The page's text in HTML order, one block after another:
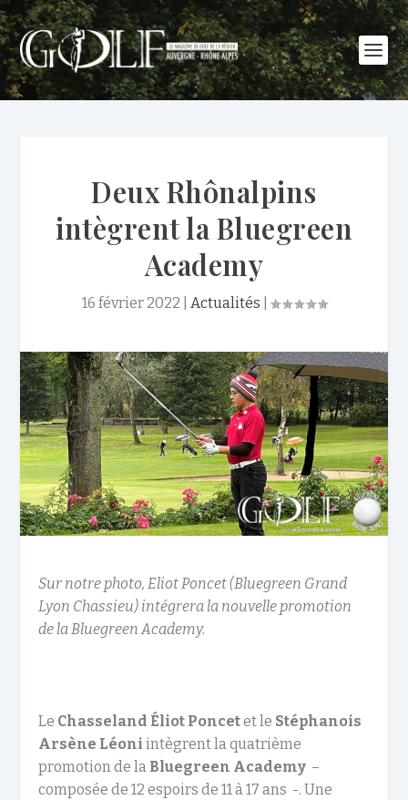
Deux Rhônalpins
intègrent la Bluegreen
Academy
16 février 2022 Actualités
Sur notre photo, Eliot Poncet (Bluegreen Grand
Lyon Chassieu) intégrera la nouvelle promotion
de la Bluegreen Academy.
Le Chasseland Éliot Poncetet le Stéphanois
Arsène Léoni intègrent la quatrième
promotion de la Bluegreen Academy –
composée de 12 espoirs de 11 à 17 ans -. Une